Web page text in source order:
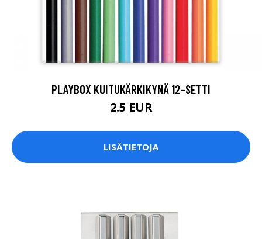
PLAYBOX KUITUKÄRKIKYNÄ 12-SETTI
2.5 EUR
LISÄTIETOJA